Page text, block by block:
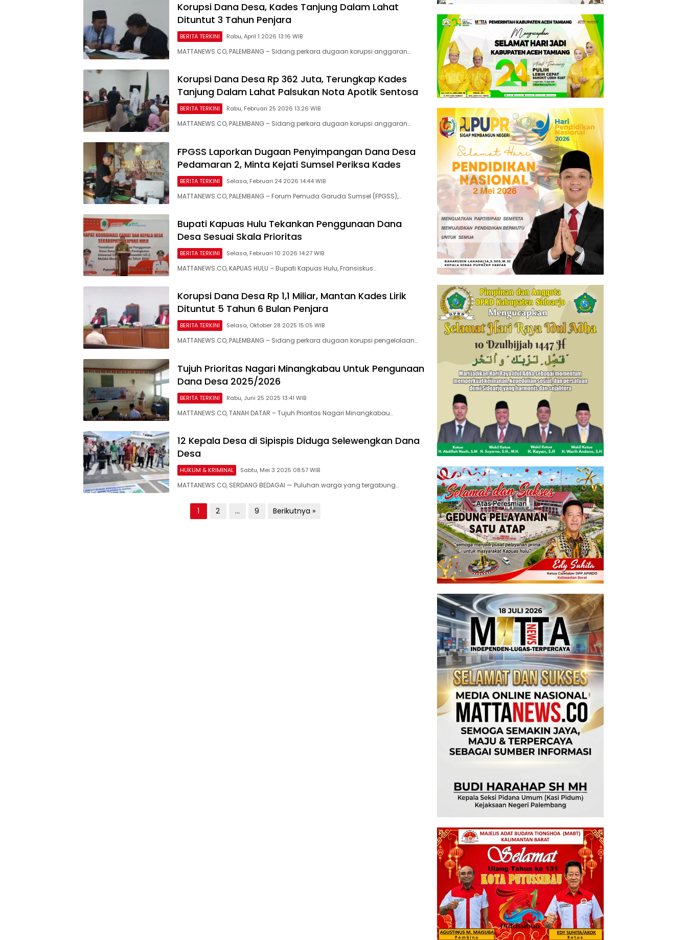
Korupsi Dana Desa, Kades Tanjung Dalam Lahat
Dituntut 3 Tahun Penjara
BERITA TERKINI Rabu, April 1 2026 13:16 WIB
MATTANEWS.CO, PALEMBANG – Sidang perkara dugaan korupsi anggaran…
Korupsi Dana Desa Rp 362 Juta, Terungkap Kades
Tanjung Dalam Lahat Palsukan Nota Apotik Sentosa
BERITA TERKINI Rabu, Februari 25 2026 13:26 WIB
MATTANEWS.CO, PALEMBANG – Sidang perkara dugaan korupsi anggaran…
FPGSS Laporkan Dugaan Penyimpangan Dana Desa
Pedamaran 2, Minta Kejati Sumsel Periksa Kades
BERITA TERKINI Selasa, Februari 24 2026 14:44 WIB
MATTANEWS.CO, PALEMBANG – Forum Pemuda Garuda Sumsel (FPGSS),…
Bupati Kapuas Hulu Tekankan Penggunaan Dana
Desa Sesuai Skala Prioritas
BERITA TERKINI Selasa, Februari 10 2026 14:27 WIB
MATTANEWS.CO, KAPUAS HULU – Bupati Kapuas Hulu, Fransiskus…
Korupsi Dana Desa Rp 1,1 Miliar, Mantan Kades Lirik
Dituntut 5 Tahun 6 Bulan Penjara
BERITA TERKINI Selasa, Oktober 28 2025 15:05 WIB
MATTANEWS.CO, PALEMBANG – Sidang perkara dugaan korupsi pengelolaan…
Tujuh Prioritas Nagari Minangkabau Untuk Pengunaan
Dana Desa 2025/2026
BERITA TERKINI Rabu, Juni 25 2025 13:41 WIB
MATTANEWS.CO, TANAH DATAR – Tujuh Prioritas Nagari Minangkabau…
12 Kepala Desa di Sipispis Diduga Selewengkan Dana
Desa
HUKUM & KRIMINAL Sabtu, Mei 3 2025 08:57 WIB
MATTANEWS.CO, SERDANG BEDAGAI — Puluhan warga yang tergabung…
1 2 … 9 Berikutnya »